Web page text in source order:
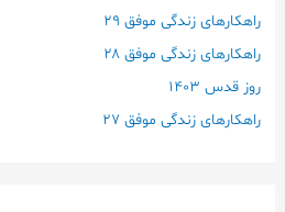
ا
ی
راهکارهای زندگی موفق ۲۹
راهکارهای زندگی موفق ۲۸
روز قدس ۱۴۰3
راهکارهای زندگی موفق ۲۷